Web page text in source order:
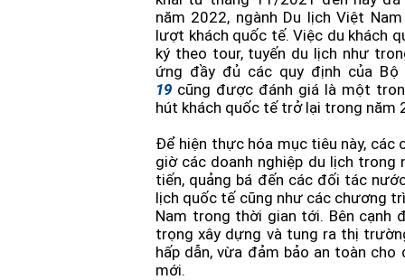
năm 2022, ngành Du lịch Việt
lượt khách quốc tế. Việc du khách
ký theo tour, tuyến du lịch như
ứng đầy đủ các quy định của
19 cũng được đánh giá là một
hút khách quốc tế trở lại trong năm
Để hiện thực hóa mục tiêu này, các
giờ các doanh nghiệp du lịch
tiến, quảng bá đến các đối tác
lịch quốc tế cũng như các chương
Nam trong thời gian tới. Bên cạnh
trọng xây dựng và tung ra thị
hấp dẫn, vừa đảm bảo an toàn
mới.